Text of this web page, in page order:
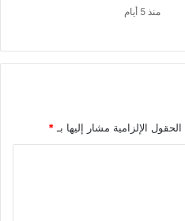
منذ 5 أيام
الحقول الإلزامية مشار إليها بـ *